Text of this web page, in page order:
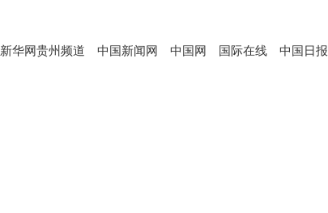
新华网贵州频道 中国新闻网 中国网 国际在线 中国日报